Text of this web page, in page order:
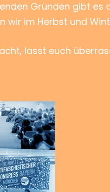
Gründen gibt es
wir im Herbst und
lasst euch